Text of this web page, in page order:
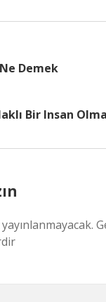
Demek
Bir Insan